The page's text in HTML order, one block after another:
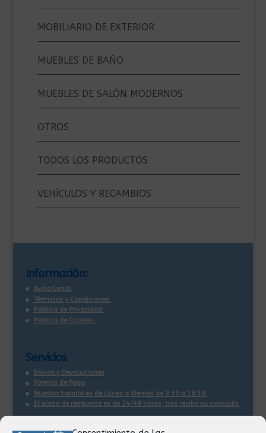
MOBILIARIO DE EXTERIOR
MUEBLES DE BAÑO
MUEBLES DE SALÓN MODERNOS
OTROS
TODOS LOS PRODUCTOS
VEHÍCULOS Y RECAMBIOS
Información:
Aviso Legal.
Términos y Condiciones.
Política de Privacidad.
Política de Cookies.
Servicios
Envios y Devoluciones
Formas de Pago
Nuestro horario es de Lunes a Viernes de 9:30 a 18:30.
El plazo de respuesta es de 24/48 horas, tras recibir su consulta.